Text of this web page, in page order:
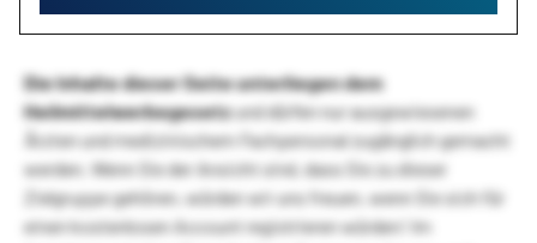
Die Inhalte dieser Seite unterliegen dem
Heilmittelwerbegesetzund dürfen nur ausgewiesenen
Ärzten und medizinischem Fachpersonal zugänglich gemacht
werden. Wenn Sie der Ansicht sind, dass Sie zu dieser
Zielgruppe gehören, würden wir uns freuen, wenn Sie sich für
einen kostenlosen Account registrieren würden! Im